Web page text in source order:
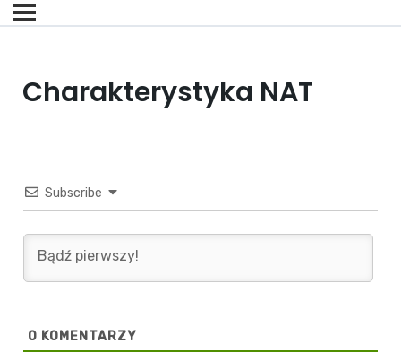
Charakterystyka NAT
Subscribe
0 KOMENTARZY